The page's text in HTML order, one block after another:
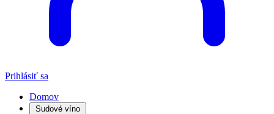
Prihlásiť sa
Domov
Sudové víno